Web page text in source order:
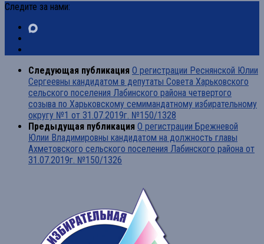
Следите за нами:
Следующая публикация О регистрации Реснянской Юлии
Сергеевны кандидатом в депутаты Совета Харьковского
сельского поселения Лабинского района четвертого
созыва по Харьковскому семимандатному избирательному
округу №1 от 31.07.2019г. №150/1328
Предыдущая публикация О регистрации Брежневой
Юлии Владимировны кандидатом на должность главы
Ахметовского сельского поселения Лабинского района от
31.07.2019г. №150/1326